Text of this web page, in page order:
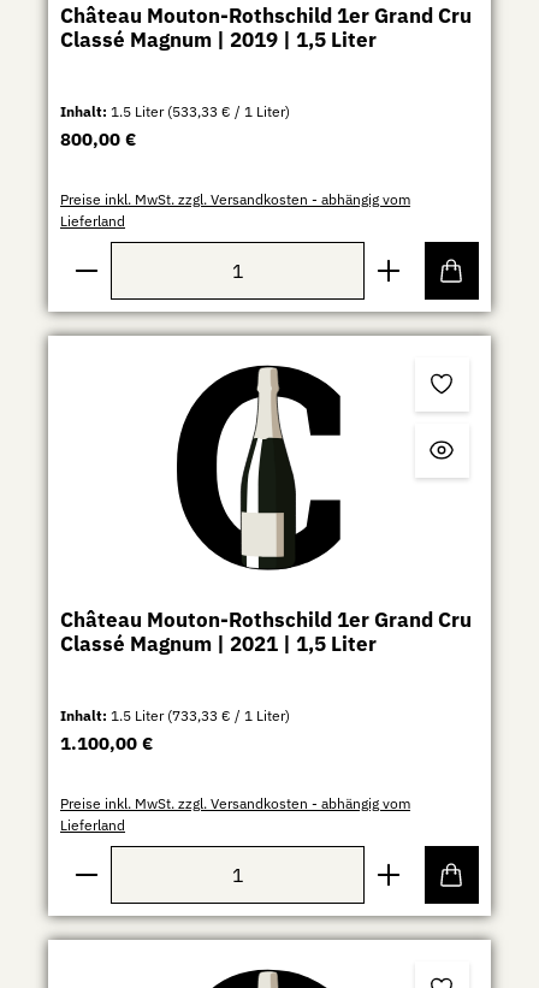
Château Mouton-Rothschild 1er Grand Cru
Classé Magnum | 2019 | 1,5 Liter
Inhalt: 1.5 Liter (533,33 € / 1 Liter)
Regulärer Preis:
800,00 €
Preise inkl. MwSt. zzgl. Versandkosten - abhängig vom
Lieferland
Produkt Anzahl: Gib den gewünschten Wert ein
Château Mouton-Rothschild 1er Grand Cru
Classé Magnum | 2021 | 1,5 Liter
Inhalt: 1.5 Liter (733,33 € / 1 Liter)
Regulärer Preis:
1.100,00 €
Preise inkl. MwSt. zzgl. Versandkosten - abhängig vom
Lieferland
Produkt Anzahl: Gib den gewünschten Wert ein